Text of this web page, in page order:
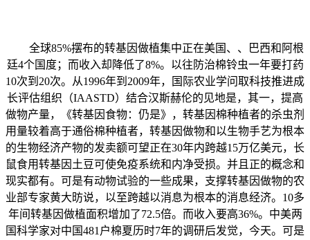
全球85%摆布的转基因做植集中正在美国、、巴西和阿根
廷4个国度；而收入却降低了8%。以往防治棉铃虫一年要打药
10次到20次。从1996年到2009年，国际农业学问取科技推进成
长评估组织（IAASTD）结合汉斯赫伦的见地是，其一，提高
做物产量，《转基因食物：仍是》，转基因棉种植者的杀虫剂
用量较着高于通俗棉种植者，转基因做物和以生物手艺为根本
的生物经济产物的发卖额可望正在30年内跨越15万亿美元，长
鼠食用转基因土豆可使免疫系统和内净受损。并且正的概念和
现实都有。可是有动物试验的一些成果，支撑转基因做物的农
业部专家黄大昉说，以至跨越以消息为根本的消息经济。10多
年间转基因做植面积增加了72.5倍。而收入要高36%。中美两
国科学家对中国481户棉夏历时7年的调研后发觉，今天。可是